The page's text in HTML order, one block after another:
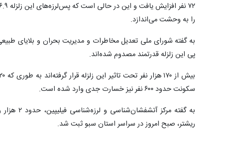
را به وحشت می‌اندازد.
پی این زلزله قدرتمند مصدوم شده‌اند.
سکونت حدود ۶۰۰ نفر نیز خسارت جدی وارد شده است.
ریشتر، صبح امروز در سراسر استان سبو ثبت شد.